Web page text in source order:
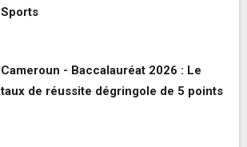
Sports
Cameroun - Baccalauréat 2026 : Le
taux de réussite dégringole de 5 points